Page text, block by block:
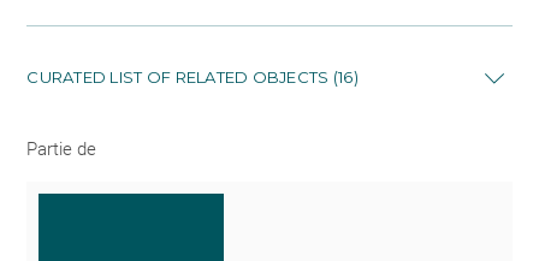
CURATED LIST OF RELATED OBJECTS (16)
Partie de